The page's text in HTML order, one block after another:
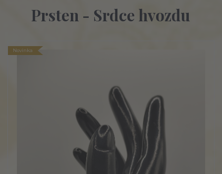
Prsten - Srdce hvozdu
Novinka